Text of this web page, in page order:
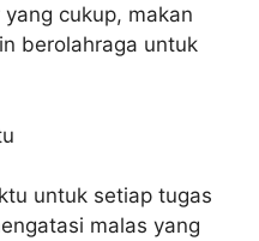
cukup, makan
berolahraga untuk
untuk setiap tugas
malas yang